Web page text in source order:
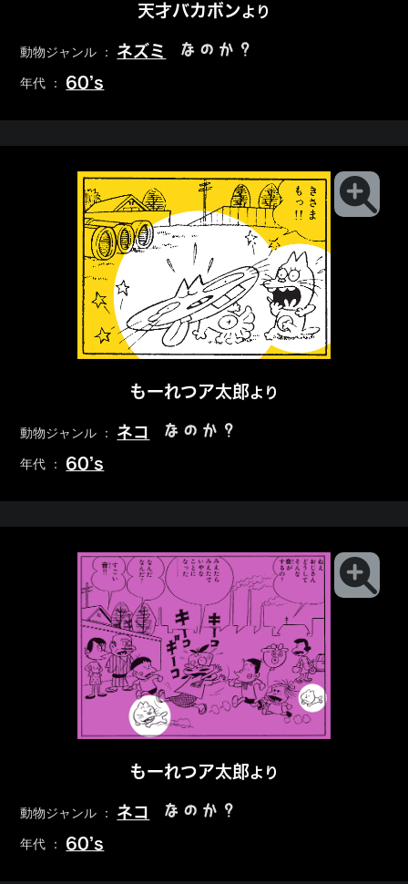
天才バカボンより
動物ジャンル ： ネズミ なのか？
年代 ： 60’s
もーれつア太郎より
動物ジャンル ： ネコ なのか？
年代 ： 60’s
もーれつア太郎より
動物ジャンル ： ネコ なのか？
年代 ： 60’s